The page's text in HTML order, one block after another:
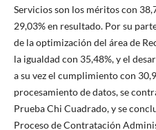
Servicios son los méritos con
29,03% en resultado. Por su
de la optimización del área de
la igualdad con 35,48%, y el
a su vez el cumplimiento con
procesamiento de datos, se
Prueba Chi Cuadrado, y se
Proceso de Contratación